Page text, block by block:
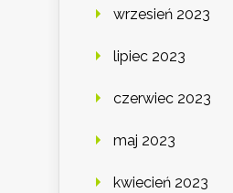
wrzesień 2023
lipiec 2023
czerwiec 2023
maj 2023
kwiecień 2023